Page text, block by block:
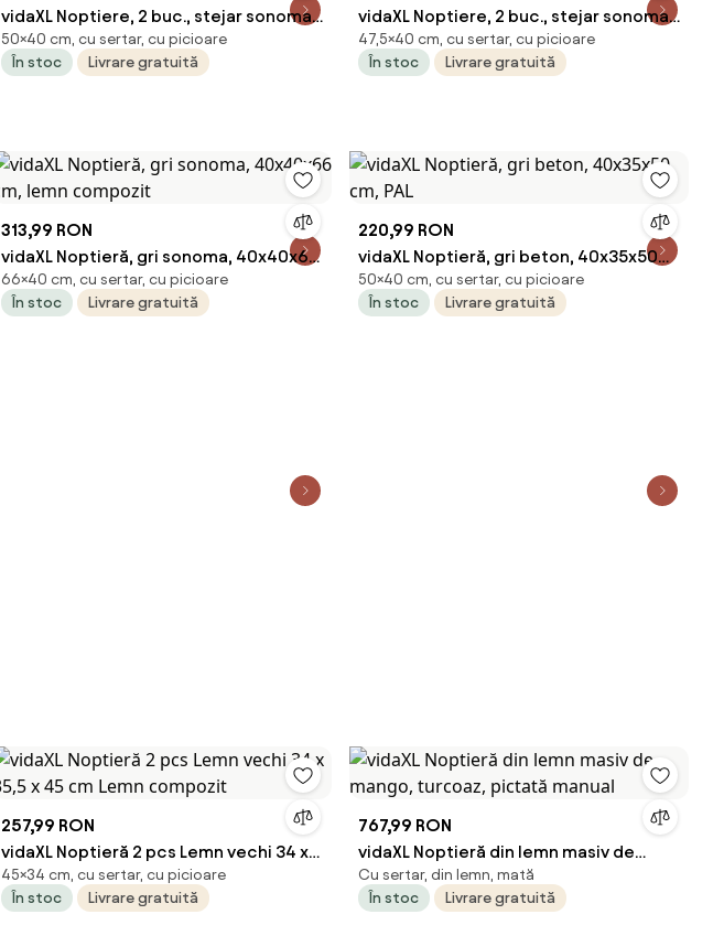
vidaXL Noptiere, 2 buc., stejar sonoma,
40x35x50 cm
50×40 cm, cu sertar, cu picioare
În stoc
Livrare gratuită
vidaXL Noptiere, 2 buc., stejar sonoma,
40x35x47,5 cm, lemn compozit
47,5×40 cm, cu sertar, cu picioare
În stoc
Livrare gratuită
313,99 RON
vidaXL Noptieră, gri sonoma, 40x40x66
cm, lemn compozit
66×40 cm, cu sertar, cu picioare
În stoc
Livrare gratuită
220,99 RON
vidaXL Noptieră, gri beton, 40x35x50
cm, PAL
50×40 cm, cu sertar, cu picioare
În stoc
Livrare gratuită
257,99 RON
vidaXL Noptieră 2 pcs Lemn vechi 34 x
35,5 x 45 cm Lemn compozit
45×34 cm, cu sertar, cu picioare
În stoc
Livrare gratuită
767,99 RON
vidaXL Noptieră din lemn masiv de
mango, turcoaz, pictată manual
Cu sertar, din lemn, mată
În stoc
Livrare gratuită